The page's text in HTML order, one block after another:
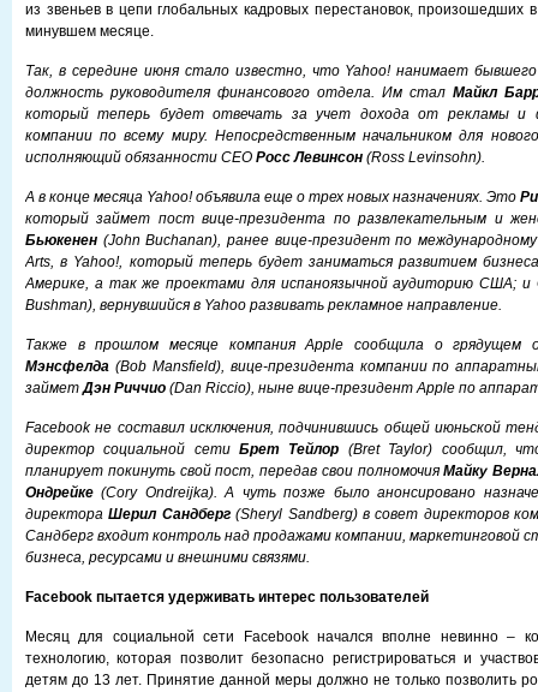
из звеньев в цепи глобальных кадровых перестановок, произошедших
минувшем месяце.
Так, в середине июня стало известно, что Yahoo! нанимает
должность руководителя финансового отдела. Им стал Майкл
который теперь будет отвечать за учет дохода от рекламы и
компании по всему миру. Непосредственным начальником для
исполняющий обязанности CEO Росс Левинсон (Ross Levinsohn).
А в конце месяца Yahoo! объявила еще о трех новых назначениях. Это
который займет пост вице-президента по развлекательным и
Бьюкенен (John Buchanan), ранее вице-президент по
Arts, в Yahoo!, который теперь будет заниматься развитием
Америке, а так же проектами для испаноязычной аудиторию США; и
Bushman), вернувшийся в Yahoo развивать рекламное направление.
Также в прошлом месяце компания Apple сообщила о
Мэнсфелда (Bob Mansfield), вице-президента компании по
займетДэн Риччио (Dan Riccio), ныне вице-президент Apple по
Facebook не составил исключения, подчинившись общей июньской
директор социальной сетиБрет Тейлор (Bret Taylor) сообщил,
планирует покинуть свой пост, передав свои полномочияМайку
Ондрейке (Cory Ondreijka). А чуть позже было анонсировано
директораШерил Сандберг(Sheryl Sandberg) в совет директоров
Сандберг входит контроль над продажами компании, маркетинговой
бизнеса, ресурсами и внешними связями.
Facebook пытается удерживать интерес пользователей
Месяц для социальной сети Facebook начался вполне невинно –
технологию, которая позволит безопасно регистрироваться и
детям до 13 лет. Принятие данной меры должно не только позволить